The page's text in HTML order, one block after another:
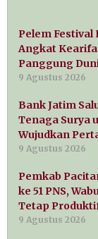
Pelem Festival
Angkat
Panggung
9 Agustus 2026
Bank Jatim
Tenaga Surya
Wujudkan
9 Agustus 2026
Pemkab
ke 51 PNS,
Tetap
9 Agustus 2026